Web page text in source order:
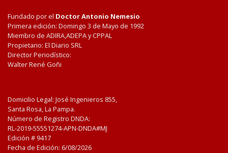
Fundado por el Doctor Antonio Nemesio
Primera edición: Domingo 3 de Mayo de 1992
Miembro de ADIRA,ADEPA y CPPAL
Propietario: El Diario SRL
Director Periodístico:
Walter René Goñi
Domicilio Legal: José Ingenieros 855,
Santa Rosa, La Pampa.
Número de Registro DNDA:
RL-2019-55551274-APN-DNDA#MJ
Edición # 9417
Fecha de Edición: 6/08/2026